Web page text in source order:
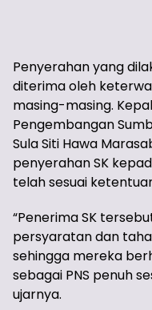
Penyerahan yang
diterima oleh
masing-masing.
Pengembangan
Sula Siti Hawa
penyerahan SK
telah sesuai
“Penerima SK
persyaratan dan
sehingga mereka
sebagai PNS penuh
ujarnya.